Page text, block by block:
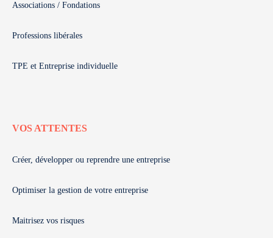
Associations / Fondations
Professions libérales
TPE et Entreprise individuelle
VOS ATTENTES
Créer, développer ou reprendre une entreprise
Optimiser la gestion de votre entreprise
Maitrisez vos risques